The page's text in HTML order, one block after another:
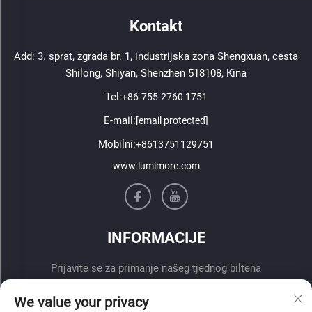
Kontakt
Add: 3. sprat, zgrada br. 1, industrijska zona Shengxuan, cesta
Shilong, Shiyan, Shenzhen 518108, Kina
Tel:+86-755-2760 1751
E-mail:[email protected]
Mobilni:+8613751129751
www.lumimore.com
INFORMACIJE
Prijavite se za primanje našeg tjednog biltena
We value your privacy